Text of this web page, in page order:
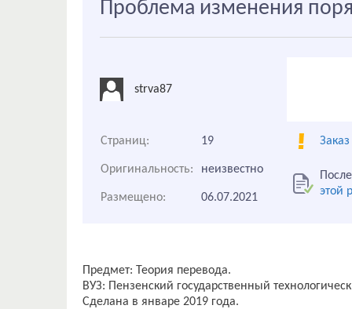
Проблема изменения
strva87
Страниц: 19
Оригинальность: неизвестно
этой
Размещено: 06.07.2021
Предмет: Теория перевода.
ВУЗ: Пензенский государственный
Сделана в январе 2019 года.